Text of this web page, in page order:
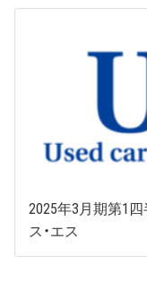
2025年3月期第1
ス・エス